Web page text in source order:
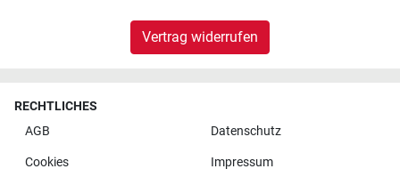
Vertrag widerrufen
RECHTLICHES
AGB
Datenschutz
Cookies Impressum